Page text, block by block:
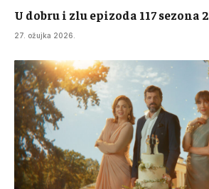
U dobru i zlu epizoda 117 sezona 2
27. ožujka 2026.